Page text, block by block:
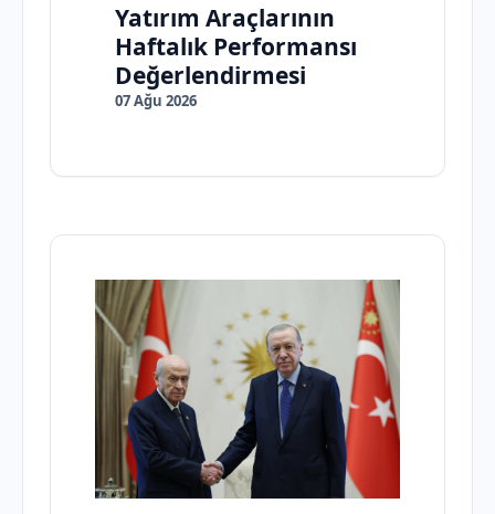
Yatırım Araçlarının
Haftalık Performansı
Değerlendirmesi
07 Ağu 2026